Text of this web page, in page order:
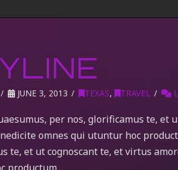
JUNE 3, 2013 TEXAS, TRAVEL
per nos, glorificamus te, et
omnes qui utuntur hoc
te, et ut cognoscant te, et virtus